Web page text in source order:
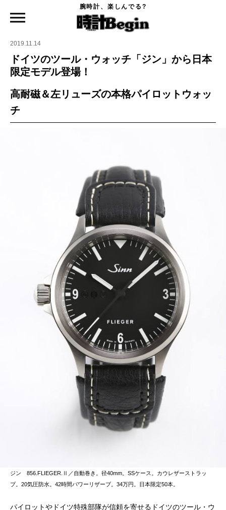
腕時計、楽しんでる?
ドイツのツール・ウォッチ「ジン」から日本限定モデル登場！
2019.11.14
ドイツのツール・ウォッチ「ジン」から日本
限定モデル登場！
高耐磁＆左リューズの本格パイロットウォッ
チ
ジン 856.FLIEGER.Ⅱ／自動巻き。径40mm。SSケース。カウレザーストラッ
プ。20気圧防水。42時間パワーリザーブ。34万円。日本限定50本。
パイロットやドイツ特殊部隊が信頼を寄せるドイツのツール・ウ